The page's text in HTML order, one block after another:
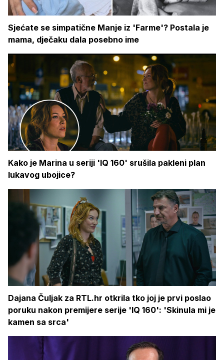
Sjećate se simpatične Manje iz 'Farme'? Postala je
mama, dječaku dala posebno ime
Kako je Marina u seriji 'IQ 160' srušila pakleni plan
lukavog ubojice?
Dajana Čuljak za RTL.hr otkrila tko joj je prvi poslao
poruku nakon premijere serije 'IQ 160': 'Skinula mi je
kamen sa srca'